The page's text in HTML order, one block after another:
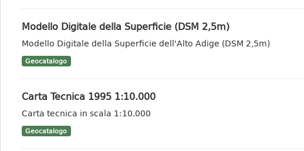
Modello Digitale della Superficie (DSM 2,5m)
Modello Digitale della Superficie dell'Alto Adige (DSM 2,5m)
Geocatalogo
Carta Tecnica 1995 1:10.000
Carta tecnica in scala 1:10.000
Geocatalogo